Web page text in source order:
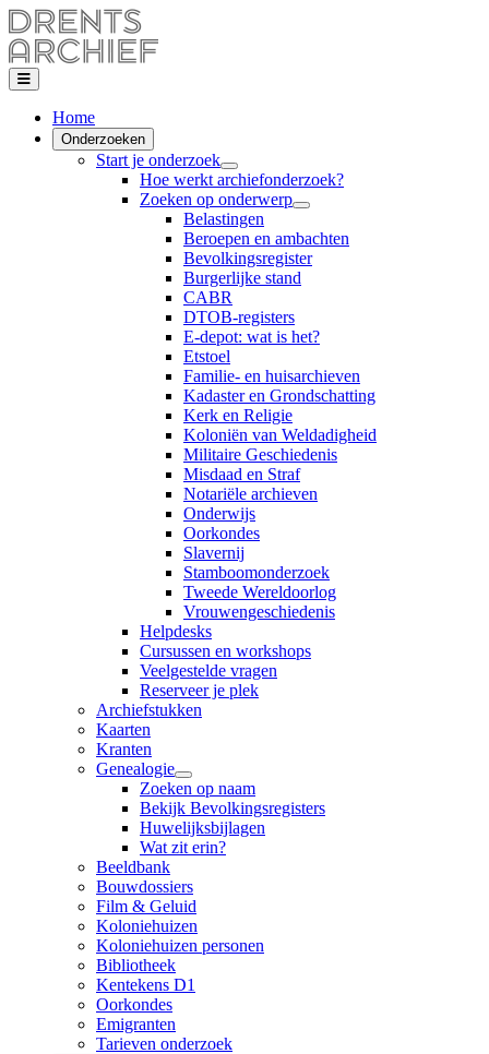
Home
Onderzoeken
Start je onderzoek
Hoe werkt archiefonderzoek?
Zoeken op onderwerp
Belastingen
Beroepen en ambachten
Bevolkingsregister
Burgerlijke stand
CABR
DTOB-registers
E-depot: wat is het?
Etstoel
Familie- en huisarchieven
Kadaster en Grondschatting
Kerk en Religie
Koloniën van Weldadigheid
Militaire Geschiedenis
Misdaad en Straf
Notariële archieven
Onderwijs
Oorkondes
Slavernij
Stamboomonderzoek
Tweede Wereldoorlog
Vrouwengeschiedenis
Helpdesks
Cursussen en workshops
Veelgestelde vragen
Reserveer je plek
Archiefstukken
Kaarten
Kranten
Genealogie
Zoeken op naam
Bekijk Bevolkingsregisters
Huwelijksbijlagen
Wat zit erin?
Beeldbank
Bouwdossiers
Film & Geluid
Koloniehuizen
Koloniehuizen personen
Bibliotheek
Kentekens D1
Oorkondes
Emigranten
Tarieven onderzoek